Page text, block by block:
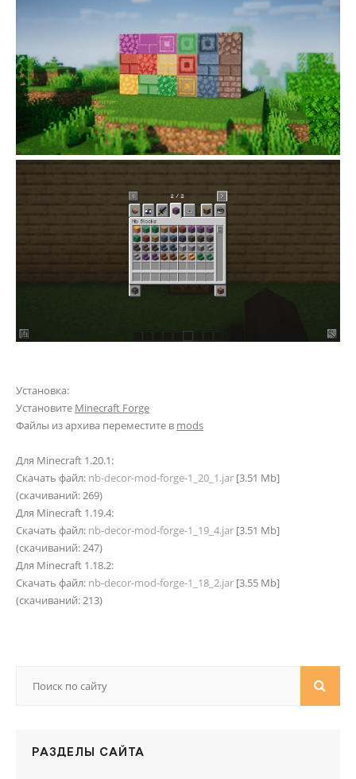
Установка:
Установите Minecraft Forge
Файлы из архива переместите в mods
Для Minecraft 1.20.1:
Скачать файл: nb-decor-mod-forge-1_20_1.jar
(cкачиваний: 269)
Для Minecraft 1.19.4:
Скачать файл: nb-decor-mod-forge-1_19_4.jar
(cкачиваний: 247)
Для Minecraft 1.18.2:
Скачать файл: nb-decor-mod-forge-1_18_2.jar
(cкачиваний: 213)
РАЗДЕЛЫ САЙТА